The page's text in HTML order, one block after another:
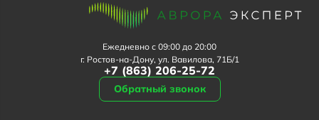
Ежедневно с 09:00 до 20:00
г. Ростов-на-Дону, ул. Вавилова, 71Б/1
+7 (863) 206-25-72
Обратный звонок